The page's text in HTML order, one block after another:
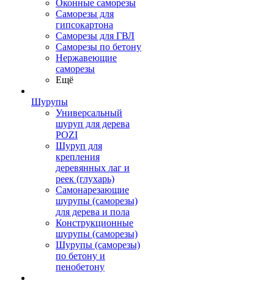
Оконные саморезы
Саморезы для
гипсокартона
Саморезы для ГВЛ
Саморезы по бетону
Нержавеющие
саморезы
Ещё
Шурупы
Универсальный
шуруп для дерева
POZI
Шуруп для
крепления
деревянных лаг и
реек (глухарь)
Самонарезающие
шурупы (саморезы)
для дерева и пола
Конструкционные
шурупы (саморезы)
Шурупы (саморезы)
по бетону и
пенобетону